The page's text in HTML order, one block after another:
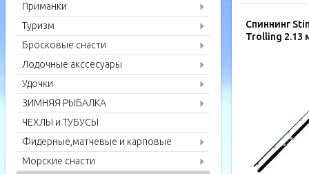
Приманки
Туризм
Бросковые снасти
Лодочные акссесуары
Удочки
ЗИМНЯЯ РЫБАЛКА
ЧЕХЛЫ и ТУБУСЫ
Фидерные,матчевые и карповые
удилища
Морские снасти
Спиннинг
Trolling 2.13